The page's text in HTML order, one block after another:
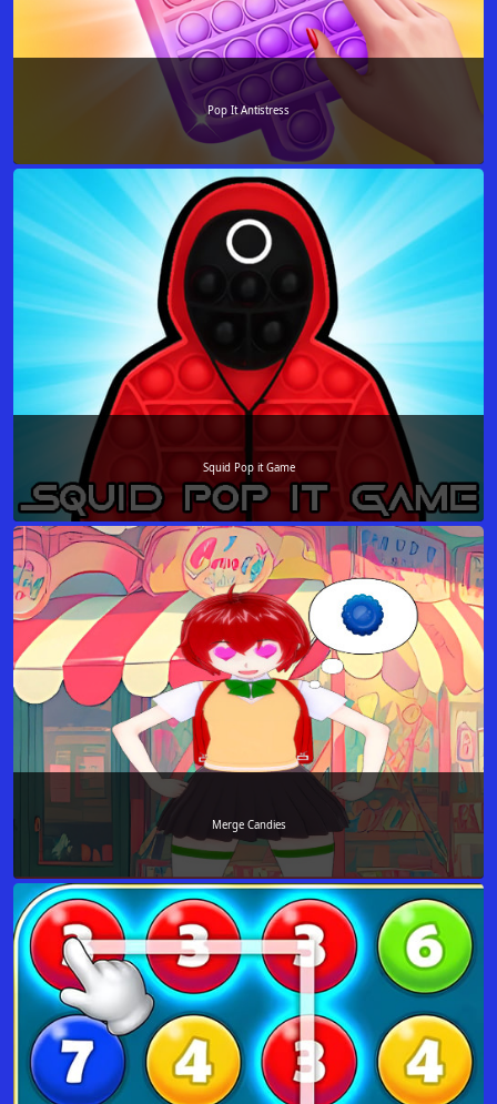
Pop It Antistress
Squid Pop it Game
Merge Candies